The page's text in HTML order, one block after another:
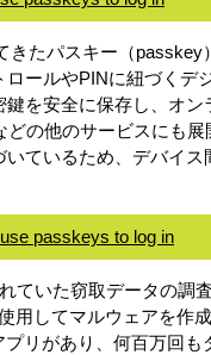
きたパスキー（
ールやPINに紐づく
を安全に保存し、オ
どの他のサービスにも
ているため、デバイ
passkeys to log in
ていた窃取データの調
用してマルウェアを作
リがあり、何百万回も